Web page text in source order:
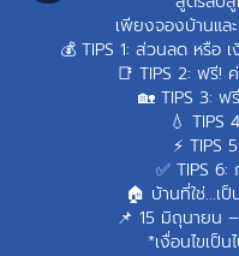
เพียงจองบ้านแล
💰 TIPS 1: ส่วนลด หรือ
📑 TIPS 2: ฟรี!
🏡 TIPS 3: ฟ
💧 TIPS
⚡ TIPS
✅ TIPS
🏠 บ้านที่ใช่...เ
📌 15 มิถุนายน
*เงื่อนไขเป็